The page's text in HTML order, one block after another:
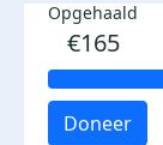
Opgehaald
€165
Doneer